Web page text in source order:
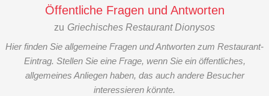
Öffentliche Fragen und Antworten
zu Griechisches Restaurant Dionysos
Hier finden Sie allgemeine Fragen und Antworten zum Restaurant-
Eintrag. Stellen Sie eine Frage, wenn Sie ein öffentliches,
allgemeines Anliegen haben, das auch andere Besucher
interessieren könnte.